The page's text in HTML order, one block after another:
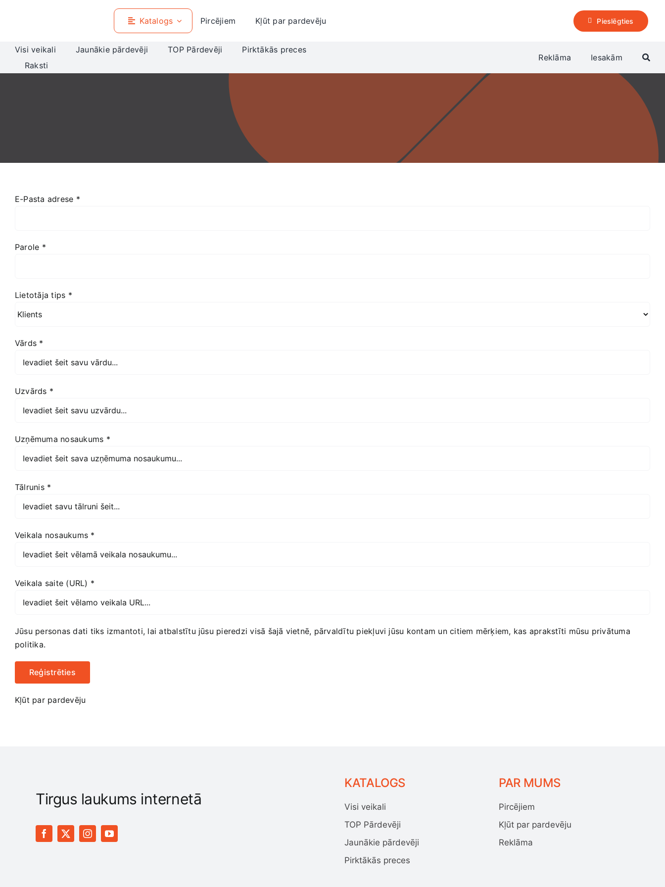
Katalogs Pircējiem Kļūt par pardevēju Pieslēgties
Visi veikali Jaunākie pārdevēji TOP Pārdevēji
Pirktākās preces
Raksti
Reklāma Iesakām
E-Pasta adrese *
Parole *
Lietotāja tips *
Vārds *
Uzvārds *
Uzņēmuma nosaukums *
Tālrunis *
Veikala nosaukums *
Veikala saite (URL) *
Jūsu personas dati tiks izmantoti, lai atbalstītu jūsu pieredzi visā šajā vietnē, pārvaldītu piekļuvi jūsu kontam un citiem mērķiem, kas aprakstīti mūsu privātuma
politika.
Reģistrēties
Kļūt par pardevēju
Tirgus laukums internetā
KATALOGS
Visi veikali
TOP Pārdevēji
Jaunākie pārdevēji
Pirktākās preces
PAR MUMS
Pircējiem
Kļūt par pardevēju
Reklāma